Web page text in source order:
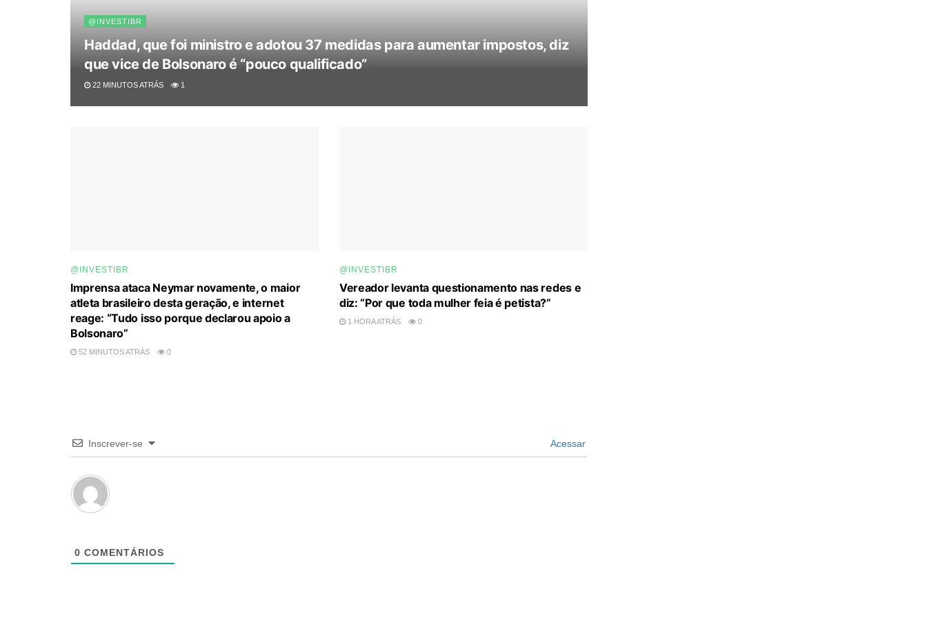
@INVESTIBR
Haddad, que foi ministro e adotou 37 medidas para aumentar impostos, diz
que vice de Bolsonaro é “pouco qualificado”
22 MINUTOS ATRÁS 1
@INVESTIBR
Imprensa ataca Neymar novamente, o maior
atleta brasileiro desta geração, e internet
reage: “Tudo isso porque declarou apoio a
Bolsonaro”
52 MINUTOS ATRÁS 0
@INVESTIBR
Vereador levanta questionamento nas redes e
diz: “Por que toda mulher feia é petista?”
1 HORA ATRÁS 0
Inscrever-se Acessar
0 COMENTÁRIOS